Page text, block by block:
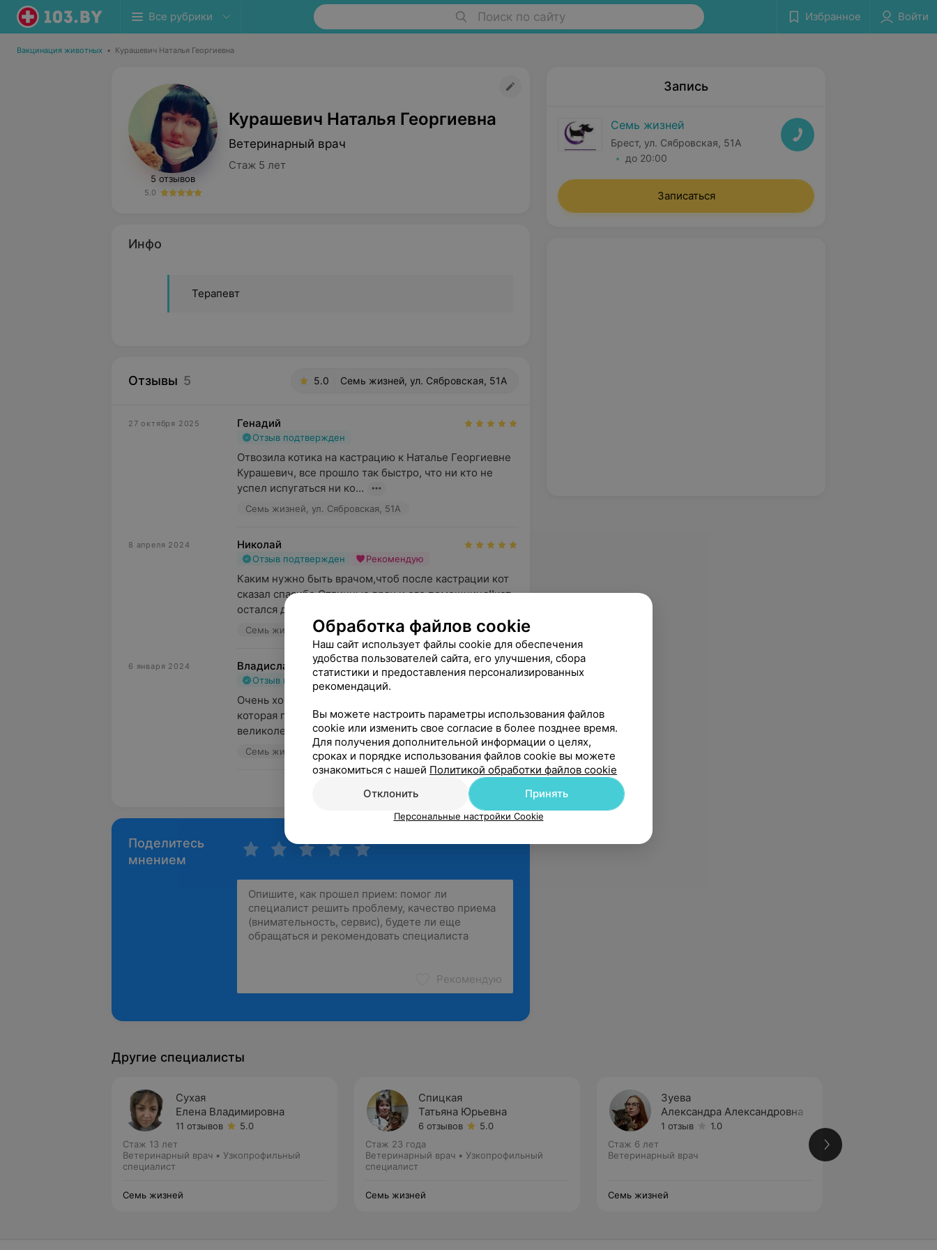
Все рубрики Поиск по сайту Избранное Войти
Вакцинация животных • Курашевич Наталья Георгиевна
5 отзывов
5.0
Курашевич Наталья Георгиевна
Ветеринарный врач
Стаж 5 лет
Инфо
Терапевт
Отзывы 5 5.0 Семь жизней, ул. Сябровская, 51А
27 октября 2025 Генадий
Отзыв подтвержден
Отвозила котика на кастрацию к Наталье Георгиевне
Курашевич, все прошло так быстро, что ни кто не
успел испугаться ни ко...
Семь жизней, ул. Сябровская, 51А
8 апреля 2024 Николай
Отзыв подтвержден Рекомендую
Каким нужно быть врачом,чтоб после кастрации кот
сказал спасибо.Отличные врач и его помощница!!кот
остался доволен!!!
Семь жизней, ул. Сябровская, 51А
6 января 2024 Владислав
Отзыв подтвержден
Очень хорошо клиника, одна из единственных
которая помогла, моему животному! А сама Наталья
великолепный врач, все доско...
Семь жизней, ул. Сябровская, 51А
Поделитесь
мнением
Рекомендую
Запись
Семь жизней
Брест, ул. Сябровская, 51А
до 20:00
Записаться
Другие специалисты
Сухая
Елена Владимировна
11 отзывов
5.0
Стаж 13 лет
Ветеринарный врач • Узкопрофильный
специалист
Семь жизней
Спицкая
Татьяна Юрьевна
6 отзывов
5.0
Стаж 23 года
Ветеринарный врач • Узкопрофильный
специалист
Семь жизней
Зуева
Александра Александровна
1 отзыв
1.0
Стаж 6 лет
Ветеринарный врач
Семь жизней
Обработка файлов cookie
Наш сайт использует файлы cookie для обеспечения
удобства пользователей сайта, его улучшения, сбора
статистики и предоставления персонализированных
рекомендаций.
Вы можете настроить параметры использования файлов
cookie или изменить свое согласие в более позднее время.
Для получения дополнительной информации о целях,
сроках и порядке использования файлов cookie вы можете
ознакомиться с нашей Политикой обработки файлов cookie
Отклонить
Принять
Персональные настройки Cookie